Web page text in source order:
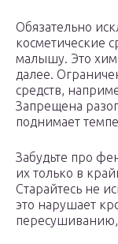
Обязательно
косметические
малышу. Это
далее.
средств,
Запрещена
поднимает
Забудьте про
их только в
Старайтесь не
это нарушает
пересушиванию,